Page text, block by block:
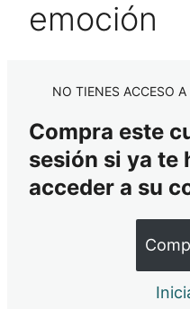
3. Cómo
4 lecciones
5. Cómo
No "comprar" la crítica
Críticas que SI tienen
Críticas que NO tienen
emoción
NO TIENES ACCESO
Compra este
sesión si ya te
acceder a su